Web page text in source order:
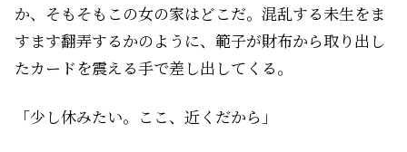
か、そもそもこの女の家はどこだ。混乱する未生をま
すます翻弄するかのように、範子が財布から取り出し
たカードを震える手で差し出してくる。
「少し休みたい。ここ、近くだから」